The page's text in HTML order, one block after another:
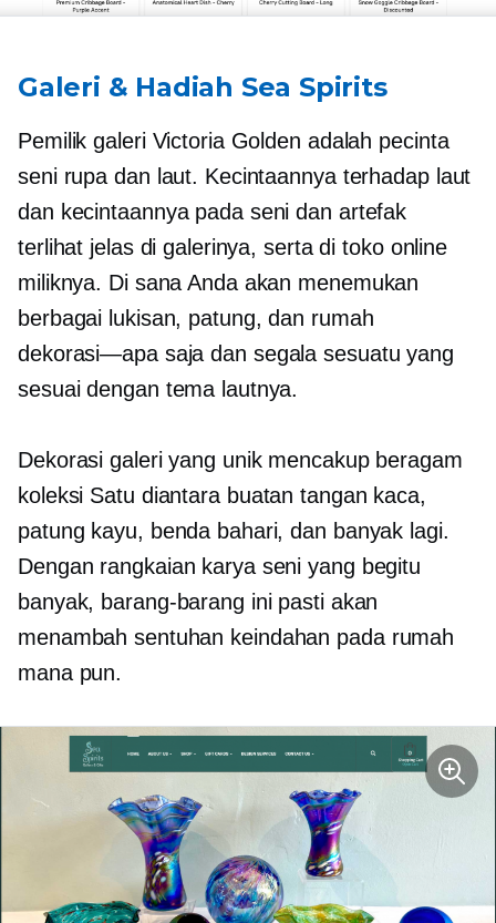
Galeri & Hadiah Sea Spirits
Pemilik galeri Victoria Golden adalah pecinta
seni rupa dan laut. Kecintaannya terhadap laut
dan kecintaannya pada seni dan artefak
terlihat jelas di galerinya, serta di toko online
miliknya. Di sana Anda akan menemukan
berbagai lukisan, patung, dan rumah
dekorasi—apa saja dan segala sesuatu yang
sesuai dengan tema lautnya.
Dekorasi galeri yang unik mencakup beragam
koleksi Satu diantara buatan tangan kaca,
patung kayu, benda bahari, dan banyak lagi.
Dengan rangkaian karya seni yang begitu
banyak, barang-barang ini pasti akan
menambah sentuhan keindahan pada rumah
mana pun.